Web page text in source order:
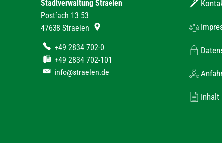
Stadtverwaltung Straelen
Postfach 13 53
47638 Straelen
+49 2834 702-0
+49 2834 702-101
info@straelen.de
Inhalt